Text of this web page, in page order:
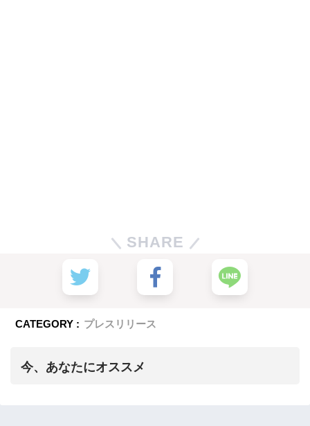
SHARE
CATEGORY : プレスリリース
今、あなたにオススメ